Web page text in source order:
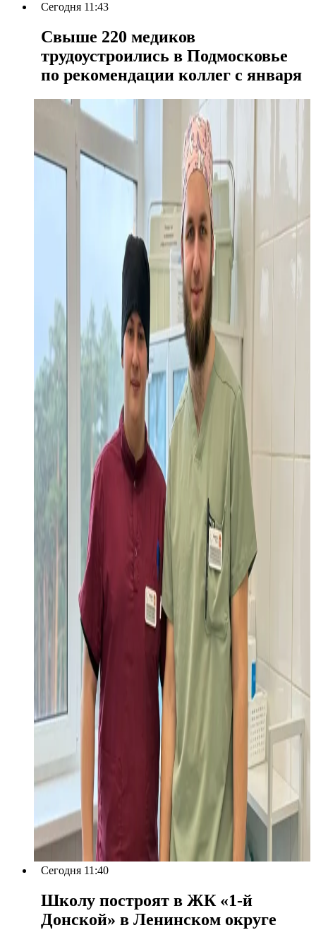
Сегодня 11:43
Свыше 220 медиков
трудоустроились в Подмосковье
по рекомендации коллег с января
Сегодня 11:40
Школу построят в ЖК «1-й
Донской» в Ленинском округе